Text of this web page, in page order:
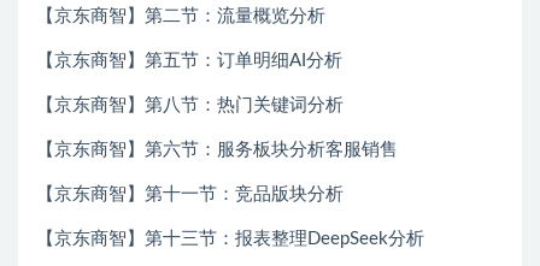
【京东商智】第二节：流量概览分析
【京东商智】第五节：订单明细AI分析
【京东商智】第八节：热门关键词分析
【京东商智】第六节：服务板块分析客服销售
【京东商智】第十一节：竞品版块分析
【京东商智】第十三节：报表整理DeepSeek分析